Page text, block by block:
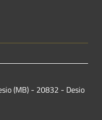
(MB) - 20832 - Desio